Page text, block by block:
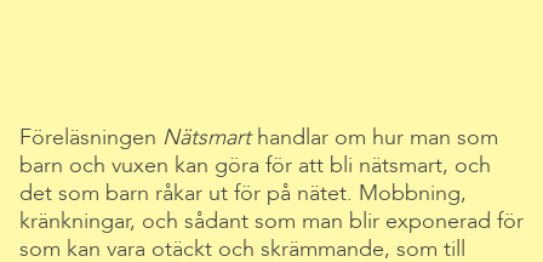
Föreläsningen Nätsmarthandlar om hur man som
barn och vuxen kan göra för att bli nätsmart, och
det som barn råkar ut för på nätet. Mobbning,
kränkningar, och sådant som man blir exponerad för
som kan vara otäckt och skrämmande, som till